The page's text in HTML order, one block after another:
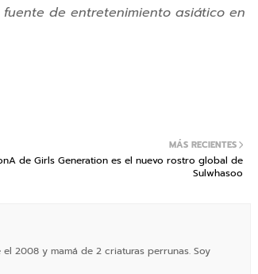
de entretenimiento asiático en
MÁS RECIENTES
de Girls Generation es el nuevo rostro global de
Sulwhasoo
2008 y mamá de 2 criaturas perrunas. Soy